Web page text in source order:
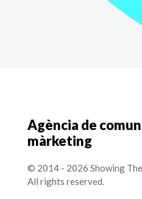
Agència de
màrketing
© 2014 - 2026 Showing
All rights reserved.